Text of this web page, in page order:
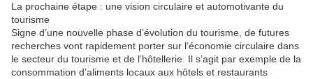
La prochaine étape : une vision circulaire et automotivante du
tourisme
Signe d’une nouvelle phase d’évolution du tourisme, de futures
recherches vont rapidement porter sur l’économie circulaire dans
le secteur du tourisme et de l’hôtellerie. Il s’agit par exemple de la
consommation d’aliments locaux aux hôtels et restaurants